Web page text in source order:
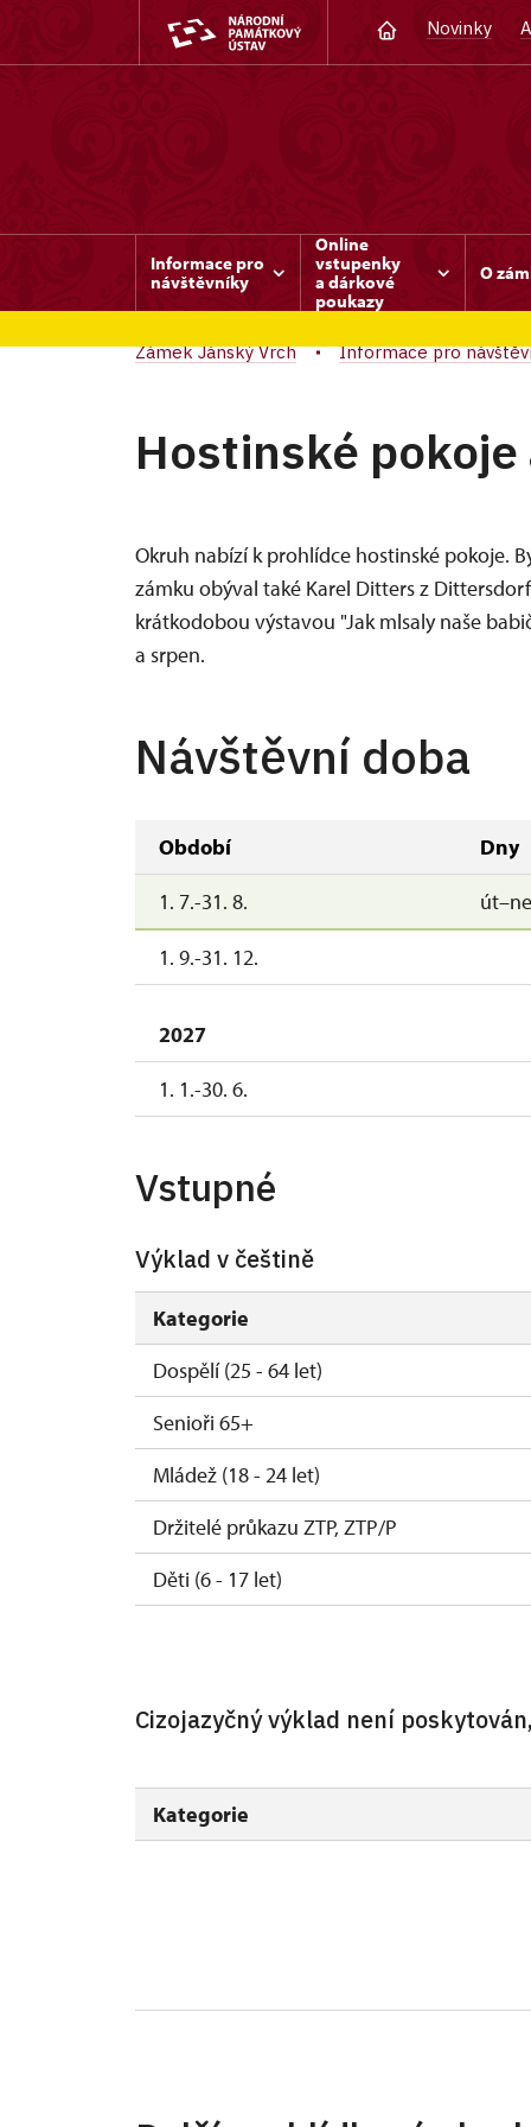
Novinky
Informace pro
návštěvníky
Online
vstupenky
a dárkové
poukazy
O
Zámek Jánský Vrch Informace pro
Hostinské
Okruh nabízí k prohlídce hostinské pokoje.
zámku obýval také Karel Ditters z
krátkodobou výstavou "Jak mlsaly naše
a srpen.
Návštěvní doba
Období Dny
1. 7.-31. 8.
út–ne
1. 9.-31. 12.
2027
1. 1.-30. 6.
Vstupné
Výklad v češtině
Kategorie
Dospělí (25 - 64 let)
Senioři 65+
Mládež (18 - 24 let)
Držitelé průkazu ZTP, ZTP/P
Děti (6 - 17 let)
Pedagogický dozor (pro školní skupiny 1
Průvodce organizované skupiny (1 osoba
Karta zaměstnance s QR kódem MK ČR *
Cizojazyčný výklad není
Kategorie